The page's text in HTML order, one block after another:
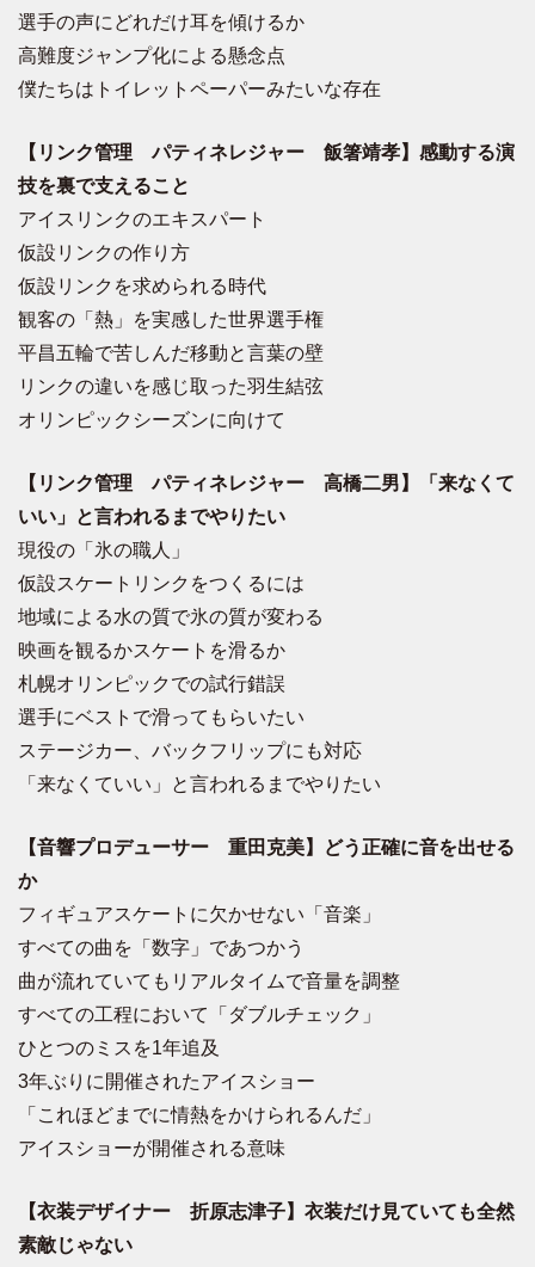
選手の声にどれだけ耳を傾けるか
高難度ジャンプ化による懸念点
僕たちはトイレットペーパーみたいな存在
【リンク管理 パティネレジャー 飯箸靖孝】感動する演
技を裏で支えること
アイスリンクのエキスパート
仮設リンクの作り方
仮設リンクを求められる時代
観客の「熱」を実感した世界選手権
平昌五輪で苦しんだ移動と言葉の壁
リンクの違いを感じ取った羽生結弦
オリンピックシーズンに向けて
【リンク管理 パティネレジャー 高橋二男】「来なくて
いい」と言われるまでやりたい
現役の「氷の職人」
仮設スケートリンクをつくるには
地域による水の質で氷の質が変わる
映画を観るかスケートを滑るか
札幌オリンピックでの試行錯誤
選手にベストで滑ってもらいたい
ステージカー、バックフリップにも対応
「来なくていい」と言われるまでやりたい
【音響プロデューサー 重田克美】どう正確に音を出せる
か
フィギュアスケートに欠かせない「音楽」
すべての曲を「数字」であつかう
曲が流れていてもリアルタイムで音量を調整
すべての工程において「ダブルチェック」
ひとつのミスを1年追及
3年ぶりに開催されたアイスショー
「これほどまでに情熱をかけられるんだ」
アイスショーが開催される意味
【衣装デザイナー 折原志津子】衣装だけ見ていても全然
素敵じゃない